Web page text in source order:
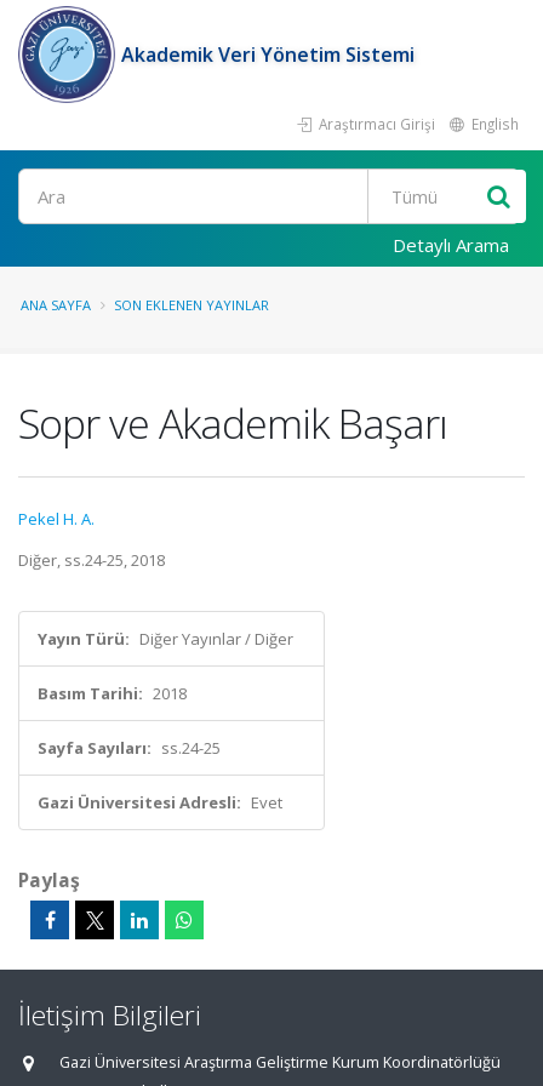
Akademik Veri Yönetim Sistemi
Araştırmacı Girişi English
Ara
Detaylı Arama
ANA SAYFA SON EKLENEN YAYINLAR
Sopr ve Akademik Başarı
Pekel H. A.
Diğer, ss.24-25, 2018
Yayın Türü: Diğer Yayınlar / Diğer
Basım Tarihi: 2018
Sayfa Sayıları: ss.24-25
Gazi Üniversitesi Adresli: Evet
Paylaş
İletişim Bilgileri
Gazi Üniversitesi Araştırma Geliştirme Kurum Koordinatörlüğü